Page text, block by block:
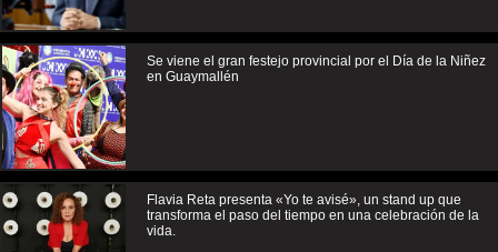
Se viene el gran festejo provincial por el Día de la Niñez
en Guaymallén
Flavia Reta presenta «Yo te avisé», un stand up que
transforma el paso del tiempo en una celebración de la
vida.